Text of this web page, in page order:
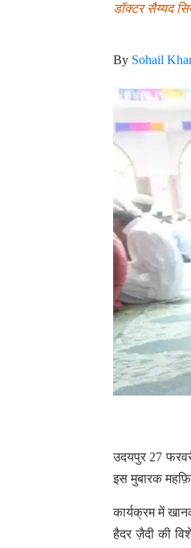
डॉक्टर सैय्यद
By Sohail
उदयपुर 27
इस मुबारक
कार्यक्रम में
हैदर ज़ैदी की